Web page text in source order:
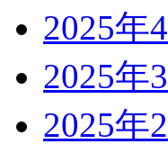
2025年
2025年
2025年